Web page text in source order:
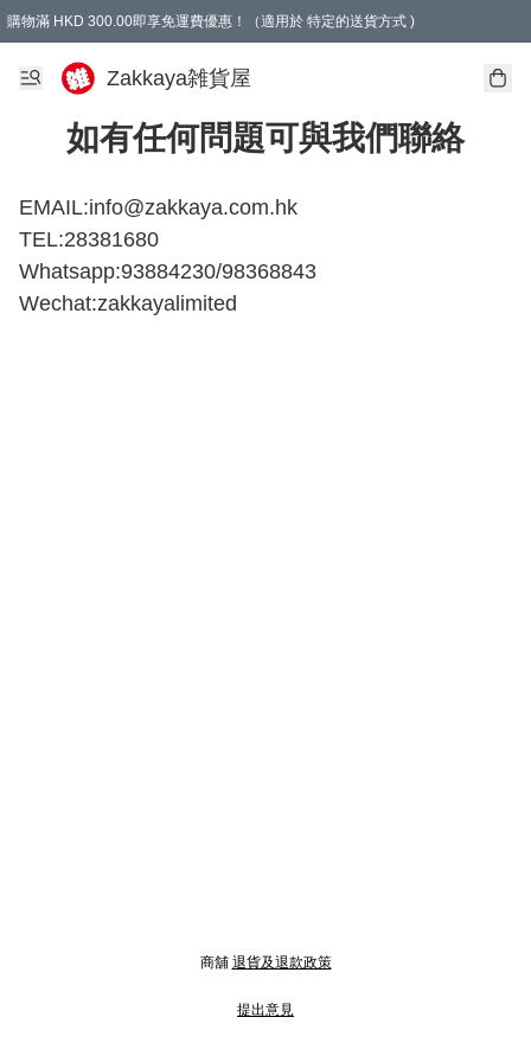
購物滿 HKD 300.00即享免運費優惠！（適用於 特定的送貨方式 )
Zakkaya雑貨屋
如有任何問題可與我們聯絡
EMAIL:info@zakkaya.com.hk
TEL:28381680
Whatsapp:93884230/98368843
Wechat:zakkayalimited
商舖 退貨及退款政策
提出意見